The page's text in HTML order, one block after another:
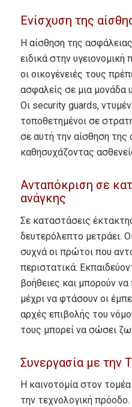
Ενίσχυση της
Η αίσθηση της
ειδικά στην υγειονομική
οι οικογένειές τους
ασφαλείς σε μια μονάδα
Οι security guards,
τοποθετημένοι σε
σε αυτή την αίσθηση της
καθησυχάζοντας
Ανταπόκριση σε
ανάγκης
Σε καταστάσεις
δευτερόλεπτο μετράει.
συχνά οι πρώτοι που
περιστατικά.
βοήθειες και μπορούν
μέχρι να φτάσουν οι
αρχές επιβολής του
τους μπορεί να σώσει
Συνεργασία με την
Η καινοτομία στον
την τεχνολογική